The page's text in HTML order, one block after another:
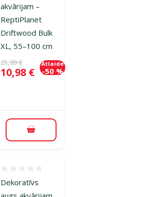
akvārijam –
ReptiPlanet
Driftwood Bulk
XL, 55–100 cm
Oriģinālā cena
21,99 €
Cena
10,98 €
Atlaide
-50 %
Pievienot grozam
Dekoratīvs